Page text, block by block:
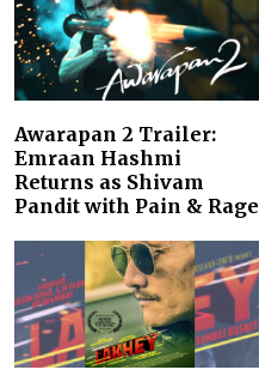
Awarapan 2 Trailer:
Emraan Hashmi
Returns as Shivam
Pandit with Pain & Rage